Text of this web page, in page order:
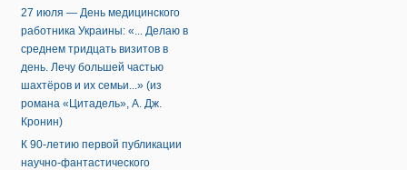
27 июля — День медицинского
работника Украины: «... Делаю в
среднем тридцать визитов в
день. Лечу большей частью
шахтёров и их семьи...» (из
романа «Цитадель», А. Дж.
Кронин)
К 90-летию первой публикации
научно-фантастического